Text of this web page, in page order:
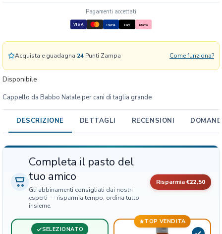
Disponibile
Cappello da Babbo Natale per cani di taglia grande
o
N
t
l
e
p
e
a
n
d
i
t
a
Acquista e guadagna 24 Punti Zampa Come funziona?
Pagamenti accettati
VISA PayPal Pay Klarna
DESCRIZIONE DETTAGLI RECENSIONI
Completa il pasto del
tuo amico
Gli abbinamenti consigliati dai nostri
esperti — risparmia tempo, ordina tutto
insieme.
Risparmia€22,50
SELEZIONATO
TOP VENDITA